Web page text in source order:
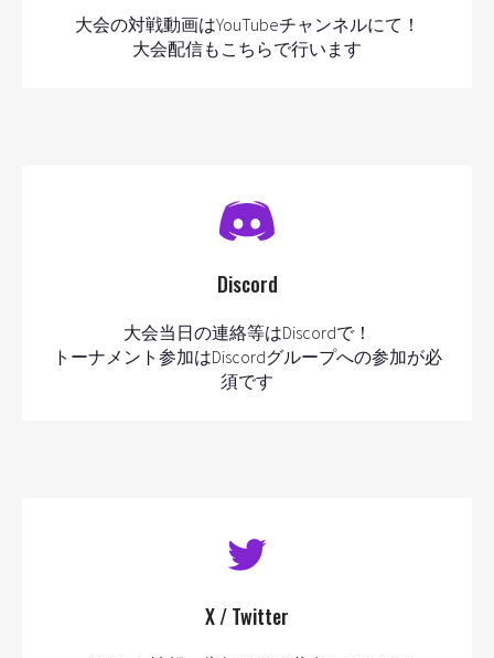
大会の対戦動画はYouTubeチャンネルにて！
大会配信もこちらで行います
Discord
大会当日の連絡等はDiscordで！
トーナメント参加はDiscordグループへの参加が必
須です
X / Twitter